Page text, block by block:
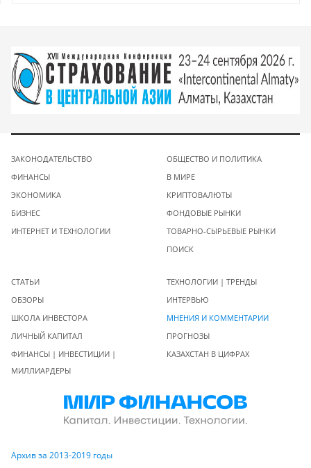
ЗАКОНОДАТЕЛЬСТВО
ФИНАНСЫ
ЭКОНОМИКА
БИЗНЕС
ИНТЕРНЕТ И ТЕХНОЛОГИИ
ОБЩЕСТВО И ПОЛИТИКА
В МИРЕ
КРИПТОВАЛЮТЫ
ФОНДОВЫЕ РЫНКИ
ТОВАРНО-СЫРЬЕВЫЕ РЫНКИ
ПОИСК
СТАТЬИ
ОБЗОРЫ
ШКОЛА ИНВЕСТОРА
ЛИЧНЫЙ КАПИТАЛ
ФИНАНСЫ | ИНВЕСТИЦИИ |
МИЛЛИАРДЕРЫ
ТЕХНОЛОГИИ | ТРЕНДЫ
ИНТЕРВЬЮ
МНЕНИЯ И КОММЕНТАРИИ
ПРОГНОЗЫ
КАЗАХСТАН В ЦИФРАХ
Архив за 2013-2019 годы